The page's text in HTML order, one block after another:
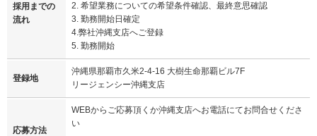
採用までの
流れ
2. 希望業務についての希望条件確認、最終意思確認
3. 勤務開始日確定
4.弊社沖縄支店へご登録
5. 勤務開始
登録地
沖縄県那覇市久米2-4-16 大樹生命那覇ビル7F
リージェンシー沖縄支店
応募方法
WEBからご応募頂くか沖縄支店へお電話にてお問合せくださ
い